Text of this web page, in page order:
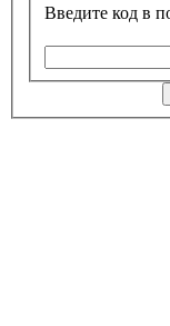
Введите код в